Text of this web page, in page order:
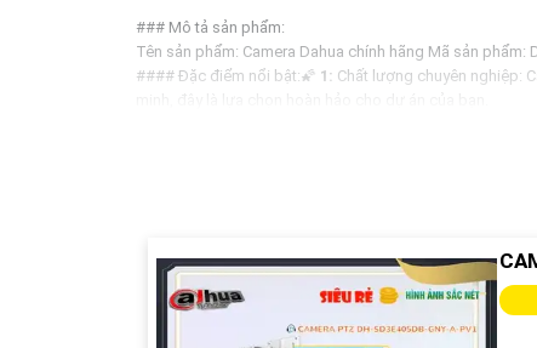
### Mô tả sản phẩm:
Tên sản phẩm: Camera Dahua chính hãng Mã sản phẩm:
#### Đặc điểm nổi bật:🌠 1: Chất lượng chuyên nghiệp:
Giá cả phải chăng: Dù là sản phẩm chất lượng
Thiết kế hiện đại và đa dạng: Camera Dahua cung
#### Liên hệ để biết thêm thông tin chi tiết và đặt
Hy vọng mô tả trên sẽ giúp bạn có thêm thông tin về